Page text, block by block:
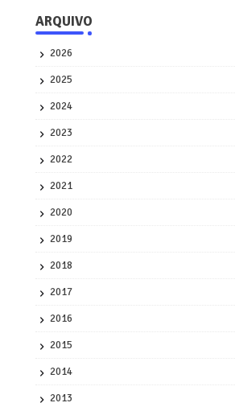
ARQUIVO
2026
2025
2024
2023
2022
2021
2020
2019
2018
2017
2016
2015
2014
2013